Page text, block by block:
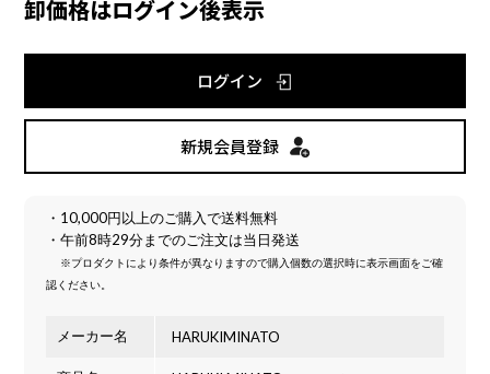
卸価格はログイン後表示
ログイン
新規会員登録
・10,000円以上のご購入で送料無料
・午前8時29分までのご注文は当日発送
※プロダクトにより条件が異なりますので購入個数の選択時に表示画面をご確
認ください。
メーカー名 HARUKIMINATO